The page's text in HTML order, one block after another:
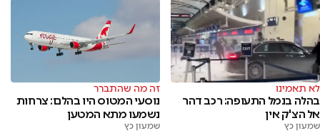
לא תאמינו
בהלה בנמל התעופה: רכב דהר
אל הצ'ק אין
שמעון כץ
זה מה שהתברר
נוסעי המטוס היו בהלם: צרחות
נשמעו מתא המטען
שמעון כץ